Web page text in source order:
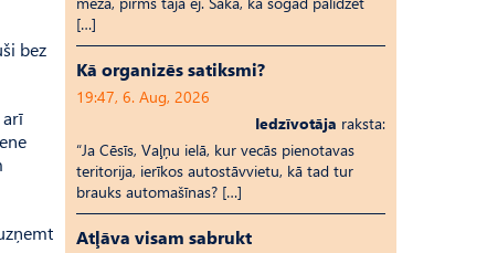
bez
arī
[…]
Kā organizēs satiksmi?
19:47, 6. Aug, 2026
Iedzīvotāja raksta:
“Ja Cēsīs, Vaļņu ielā, kur vecās pienotavas
teritorija, ierīkos autostāvvietu, kā tad tur
brauks automašīnas? […]
Atļāva visam sabrukt